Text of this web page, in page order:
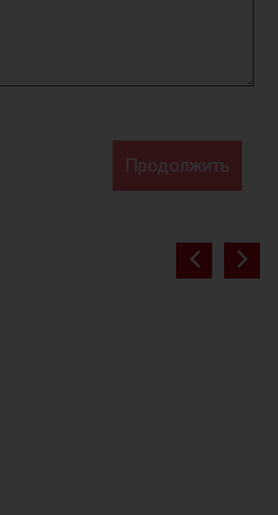
Продолжить